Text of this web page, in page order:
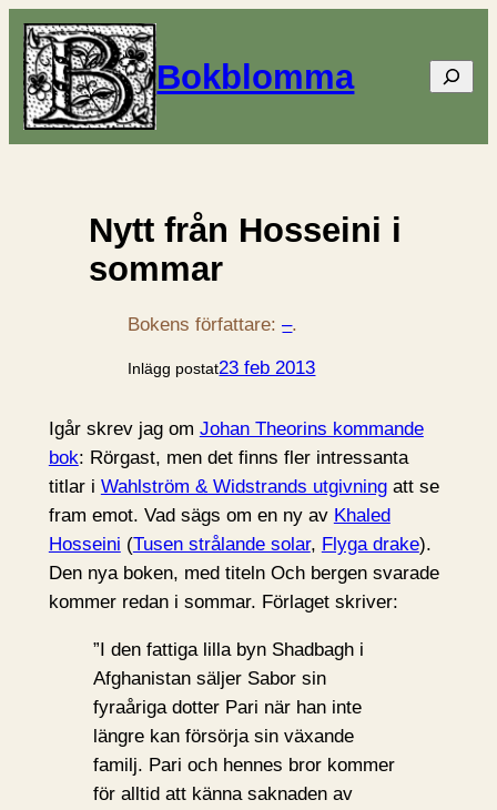
Bokblomma Sök
Nytt från Hosseini i
sommar
Bokens författare:–.
Inlägg postat23 feb 2013
Igår skrev jag om Johan Theorins kommande
bok: Rörgast, men det finns fler intressanta
titlar i Wahlström & Widstrands utgivningatt se
fram emot. Vad sägs om en ny av Khaled
Hosseini (Tusen strålande solar, Flyga drake).
Den nya boken, med titeln Och bergen svarade
kommer redan i sommar. Förlaget skriver:
”I den fattiga lilla byn Shadbagh i
Afghanistan säljer Sabor sin
fyraåriga dotter Pari när han inte
längre kan försörja sin växande
familj. Pari och hennes bror kommer
för alltid att känna saknaden av